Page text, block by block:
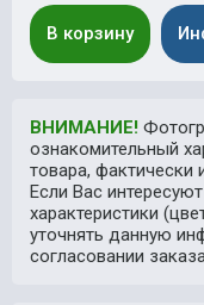
В корзину
ВНИМАНИЕ!
ознакомительный
товара,
Если Вас
характеристики
уточнять данную
согласовании